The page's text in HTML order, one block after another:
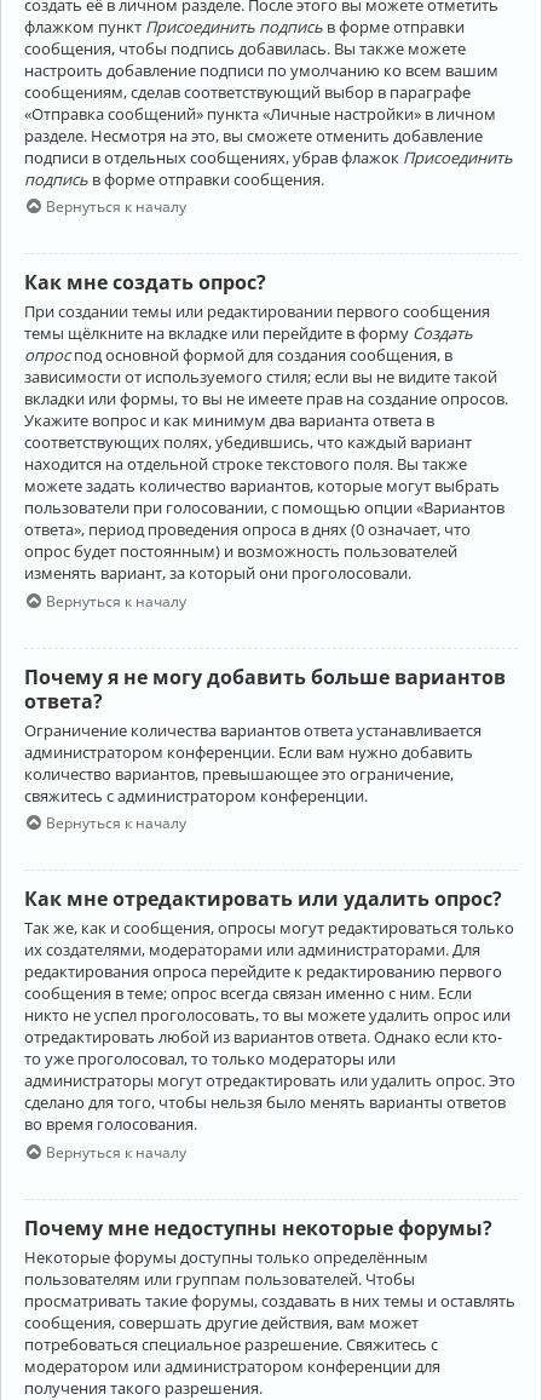
флажком пункт Присоединить подпись в форме отправки
сообщения, чтобы подпись добавилась. Вы также можете
настроить добавление подписи по умолчанию ко всем вашим
сообщениям, сделав соответствующий выбор в параграфе
«Отправка сообщений» пункта «Личные настройки» в личном
разделе. Несмотря на это, вы сможете отменить добавление
подписи в отдельных сообщениях, убрав флажок Присоединить
подпись в форме отправки сообщения.
Вернуться к началу
Как мне создать опрос?
При создании темы или редактировании первого сообщения
темы щёлкните на вкладке или перейдите в форму Создать
опроспод основной формой для создания сообщения, в
зависимости от используемого стиля; если вы не видите такой
вкладки или формы, то вы не имеете прав на создание опросов.
Укажите вопрос и как минимум два варианта ответа в
соответствующих полях, убедившись, что каждый вариант
находится на отдельной строке текстового поля. Вы также
можете задать количество вариантов, которые могут выбрать
пользователи при голосовании, с помощью опции «Вариантов
ответа», период проведения опроса в днях (0 означает, что
опрос будет постоянным) и возможность пользователей
изменять вариант, за который они проголосовали.
Вернуться к началу
Почему я не могу добавить больше вариантов
ответа?
Ограничение количества вариантов ответа устанавливается
администратором конференции. Если вам нужно добавить
количество вариантов, превышающее это ограничение,
свяжитесь с администратором конференции.
Вернуться к началу
Как мне отредактировать или удалить опрос?
Так же, как и сообщения, опросы могут редактироваться только
их создателями, модераторами или администраторами. Для
редактирования опроса перейдите к редактированию первого
сообщения в теме; опрос всегда связан именно с ним. Если
никто не успел проголосовать, то вы можете удалить опрос или
отредактировать любой из вариантов ответа. Однако если кто-
то уже проголосовал, то только модераторы или
администраторы могут отредактировать или удалить опрос. Это
сделано для того, чтобы нельзя было менять варианты ответов
во время голосования.
Вернуться к началу
Почему мне недоступны некоторые форумы?
Некоторые форумы доступны только определённым
пользователям или группам пользователей. Чтобы
просматривать такие форумы, создавать в них темы и оставлять
сообщения, совершать другие действия, вам может
потребоваться специальное разрешение. Свяжитесь с
модератором или администратором конференции для
получения такого разрешения.